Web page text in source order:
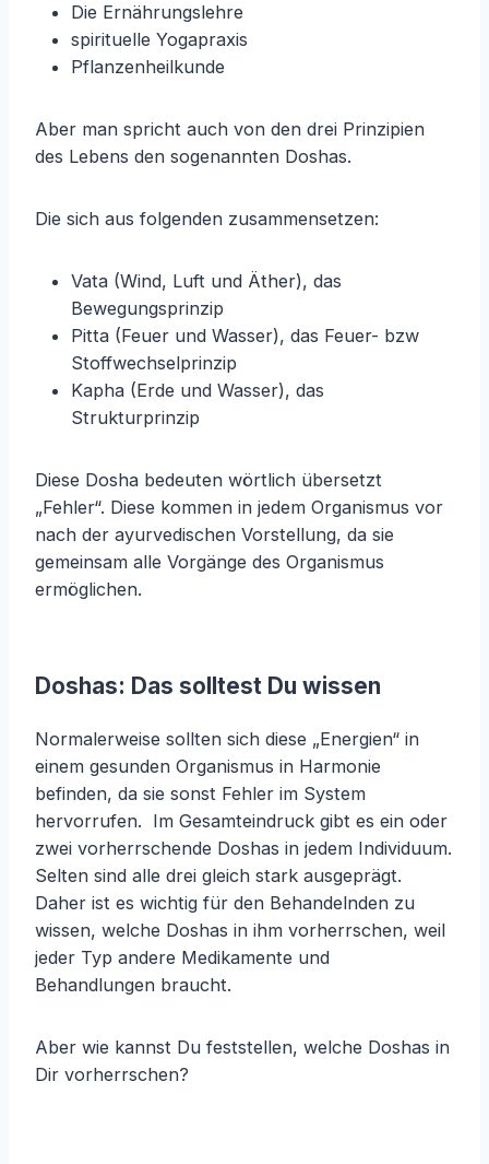
Die Ernährungslehre
spirituelle Yogapraxis
Pflanzenheilkunde
Aber man spricht auch von den drei Prinzipien
des Lebens den sogenannten Doshas.
Die sich aus folgenden zusammensetzen:
Vata (Wind, Luft und Äther), das
Bewegungsprinzip
Pitta (Feuer und Wasser), das Feuer- bzw
Stoffwechselprinzip
Kapha (Erde und Wasser), das
Strukturprinzip
Diese Dosha bedeuten wörtlich übersetzt
„Fehler“. Diese kommen in jedem Organismus vor
nach der ayurvedischen Vorstellung, da sie
gemeinsam alle Vorgänge des Organismus
ermöglichen.
Doshas: Das solltest Du wissen
Normalerweise sollten sich diese „Energien“ in
einem gesunden Organismus in Harmonie
befinden, da sie sonst Fehler im System
hervorrufen. Im Gesamteindruck gibt es ein oder
zwei vorherrschende Doshas in jedem Individuum.
Selten sind alle drei gleich stark ausgeprägt.
Daher ist es wichtig für den Behandelnden zu
wissen, welche Doshas in ihm vorherrschen, weil
jeder Typ andere Medikamente und
Behandlungen braucht.
Aber wie kannst Du feststellen, welche Doshas in
Dir vorherrschen?